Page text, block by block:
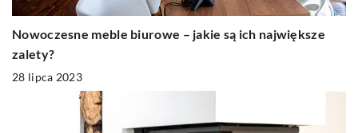
Nowoczesne meble biurowe – jakie są ich największe
zalety?
28 lipca 2023